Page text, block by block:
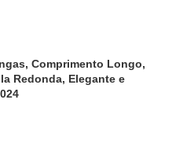
Comprimento Longo,
Redonda, Elegante e